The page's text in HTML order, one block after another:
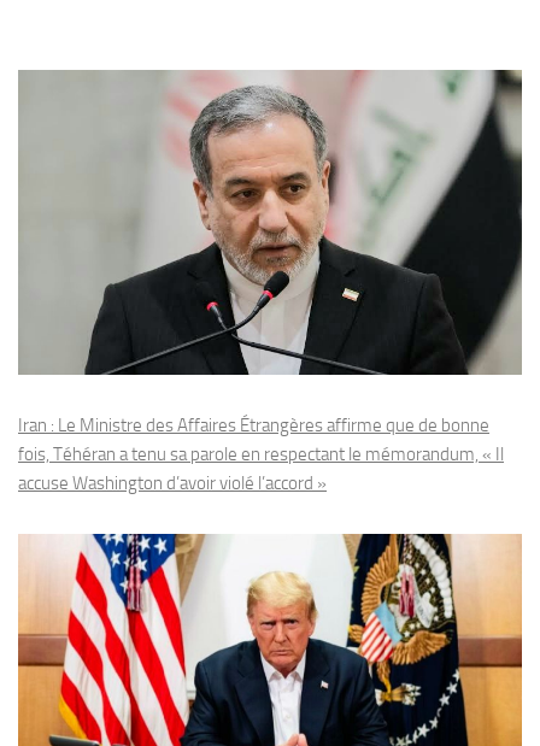
Iran : Le Ministre des Affaires Étrangères affirme que de bonne
fois, Téhéran a tenu sa parole en respectant le mémorandum, « Il
accuse Washington d’avoir violé l’accord »